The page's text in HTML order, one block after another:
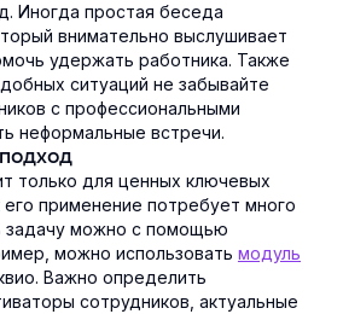
Иногда простая беседа
внимательно выслушивает
удержать работника. Также
ситуаций не забывайте
с профессиональными
неформальные встречи.
только для ценных ключевых
его применение потребует много
задачу можно с помощью
можно использовать модуль
Важно определить
сотрудников, актуальные